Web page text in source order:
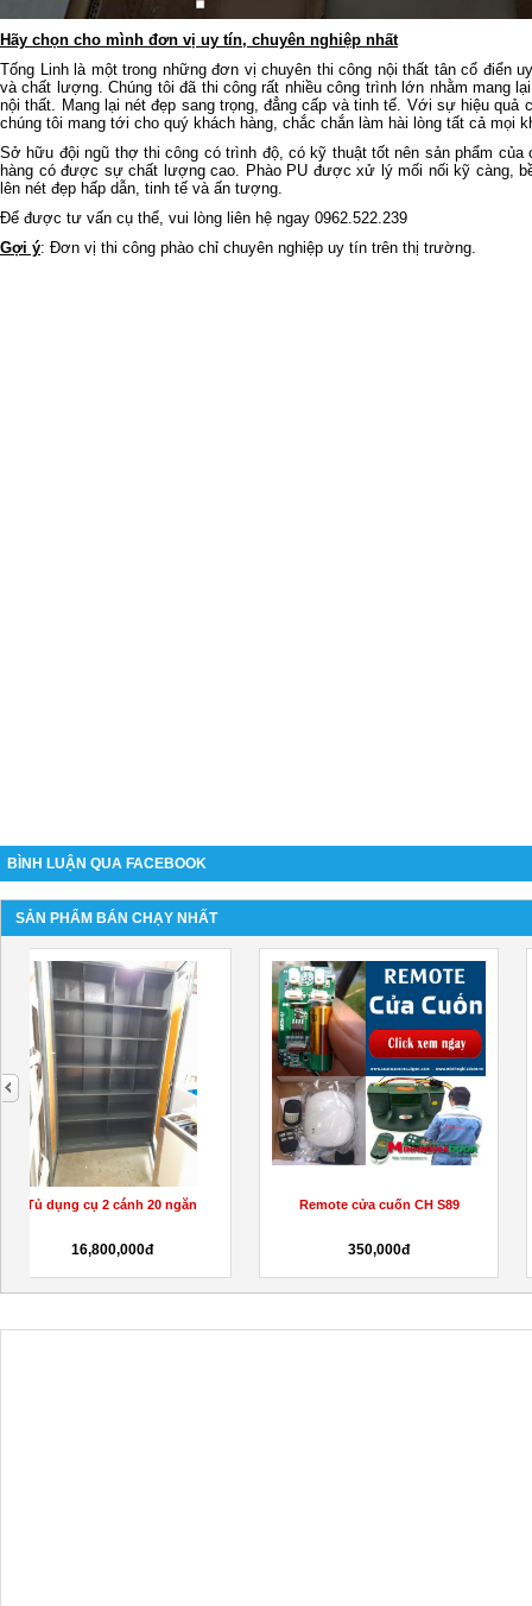
Hãy chọn cho mình đơn vị uy tín, chuyên nghiệp nhất
Tống Linh là một trong những đơn vị chuyên thi công nội thất tân cổ điển
và chất lượng. Chúng tôi đã thi công rất nhiều công trình lớn nhằm mang
nội thất. Mang lại nét đẹp sang trọng, đẳng cấp và tinh tế. Với sự hiệu quả
chúng tôi mang tới cho quý khách hàng, chắc chắn làm hài lòng tất cả mọi
Sở hữu đội ngũ thợ thi công có trình độ, có kỹ thuật tốt nên sản phẩm của
hàng có được sự chất lượng cao. Phào PU được xử lý mối nối kỹ càng,
lên nét đẹp hấp dẫn, tinh tế và ấn tượng.
Để được tư vấn cụ thể, vui lòng liên hệ ngay 0962.522.239
Gợi ý: Đơn vị thi công phào chỉ chuyên nghiệp uy tín trên thị trường.
BÌNH LUẬN QUA FACEBOOK
SẢN PHẨM BÁN CHẠY NHẤT
BỘ ĐIỀU KHIỂN CỬA CUỐN JG
900,000đ
Motor cửa cổng tự động tại
100,000đ